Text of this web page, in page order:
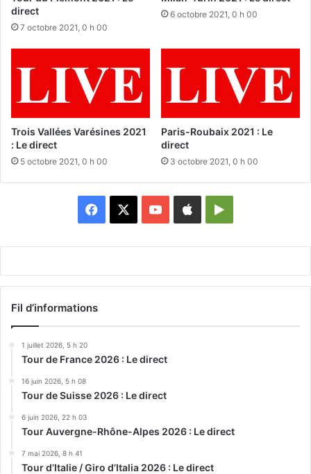
direct
7 octobre 2021, 0 h 00
6 octobre 2021, 0 h 00
Trois Vallées Varésines 2021
: Le direct
5 octobre 2021, 0 h 00
Paris-Roubaix 2021 : Le
direct
3 octobre 2021, 0 h 00
Facebook YouTubeAppleGoogle
Fil d’informations
1 juillet 2026, 5 h 20
Tour de France 2026 : Le direct
16 juin 2026, 5 h 08
Tour de Suisse 2026 : Le direct
6 juin 2026, 22 h 03
Tour Auvergne-Rhône-Alpes 2026 : Le direct
7 mai 2026, 8 h 41
Tour d’Italie / Giro d’Italia 2026 : Le direct